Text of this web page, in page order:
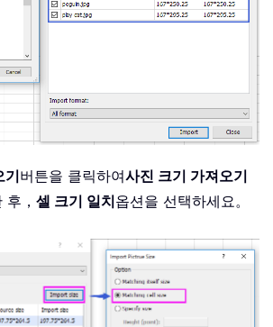
기버튼을 클릭하여사진 크기 가져오기
， 셀 크기 일치옵션을 선택하세요。